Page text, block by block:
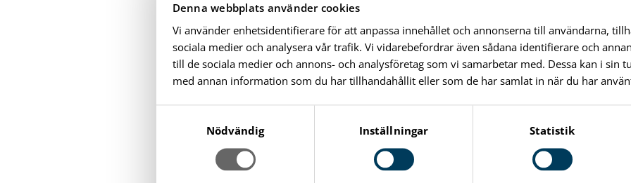
Denna webbplats använder cookies
Vi använder enhetsidentifierare för att anpassa innehållet och annonserna till användarna,
sociala medier och analysera vår trafik. Vi vidarebefordrar även sådana identifierare och
till de sociala medier och annons- och analysföretag som vi samarbetar med. Dessa kan i sin
med annan information som du har tillhandahållit eller som de har samlat in när du har
Nödvändig Inställningar Statistik